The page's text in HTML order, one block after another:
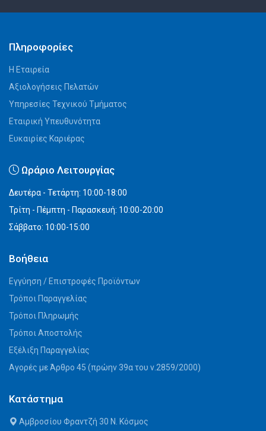
Πληροφορίες
Η Εταιρεία
Αξιολογήσεις Πελατών
Υπηρεσίες Τεχνικού Τμήματος
Εταιρική Υπευθυνότητα
Ευκαιρίες Καριέρας
Ωράριο Λειτουργίας
Δευτέρα - Τετάρτη: 10:00-18:00
Τρίτη - Πέμπτη - Παρασκευή: 10:00-20:00
Σάββατο: 10:00-15:00
Βοήθεια
Εγγύηση / Επιστροφές Προϊόντων
Τρόποι Παραγγελίας
Τρόποι Πληρωμής
Τρόποι Αποστολής
Εξέλιξη Παραγγελίας
Αγορές με Άρθρο 45 (πρώην 39α του ν.2859/2000)
Κατάστημα
Αμβροσίου Φραντζή 30 Ν. Κόσμος